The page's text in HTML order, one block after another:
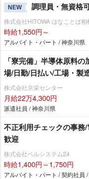
NEW 調理員・無資格
株式会社HITOWA はなことば
時給1,550円～
アルバイト・パート / 神奈川県
「寮完備」半導体原料
場/日勤/日払い/工場・製
株式会社京栄センター
月給22万4,300円
派遣社員 / 神奈川県
不正利用チェックの事務
歓迎
株式会社ベルシステム24
時給1,400円～1,750円
アルバイト・パート / 契約社員